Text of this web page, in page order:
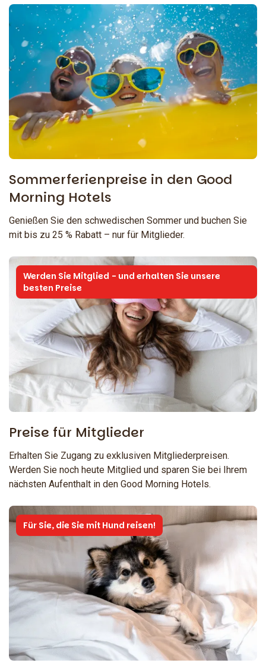
Sommerferienpreise in den Good
Morning Hotels
Genießen Sie den schwedischen Sommer und buchen Sie
mit bis zu 25 % Rabatt – nur für Mitglieder.
Werden Sie Mitglied - und erhalten Sie unsere
besten Preise
Preise für Mitglieder
Erhalten Sie Zugang zu exklusiven Mitgliederpreisen.
Werden Sie noch heute Mitglied und sparen Sie bei Ihrem
nächsten Aufenthalt in den Good Morning Hotels.
Für Sie, die Sie mit Hund reisen!